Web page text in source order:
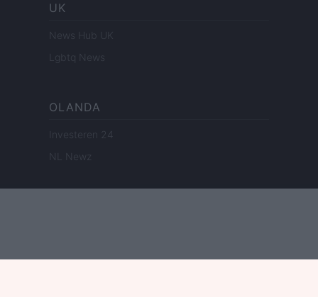
UK
News Hub UK
Lgbtq News
OLANDA
Investeren 24
NL Newz